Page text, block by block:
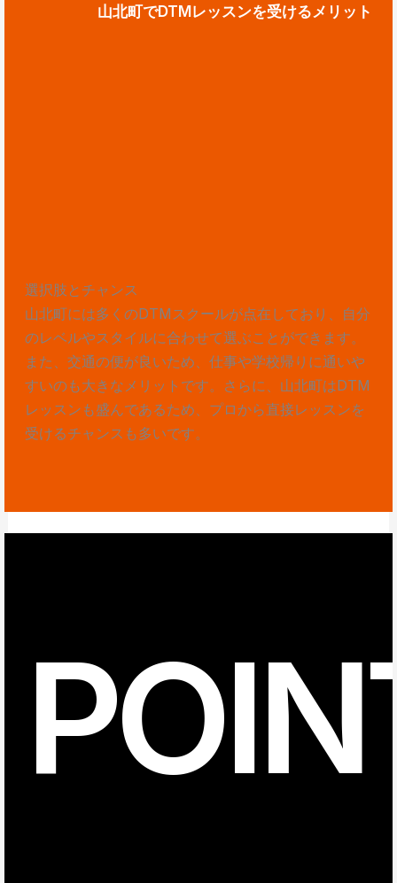
山北町でDTMレッスンを受けるメリット
選択肢とチャンス
山北町には多くのDTMスクールが点在しており、自分
のレベルやスタイルに合わせて選ぶことができます。
また、交通の便が良いため、仕事や学校帰りに通いや
すいのも大きなメリットです。さらに、山北町はDTM
レッスンも盛んであるため、プロから直接レッスンを
受けるチャンスも多いです。